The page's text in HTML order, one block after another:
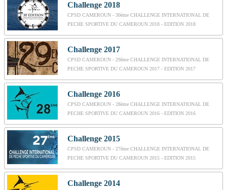
Challenge 2018
CPSD CAMEROUN - 30ème CHALLENGE INTERNATIONAL DE
PECHE SPORTIVE DU CAMEROUN 2018 - EDITION 2018
Challenge 2017
CPSD CAMEROUN - 29ème CHALLENGE INTERNATIONAL DE
PECHE SPORTIVE DU CAMEROUN 2017 - EDITION 2017
Challenge 2016
CPSD CAMEROUN - 28ème CHALLENGE INTERNATIONAL DE
PECHE SPORTIVE DU CAMEROUN 2016 - EDITION 2016
Challenge 2015
CPSD CAMEROUN - 27ème CHALLENGE INTERNATIONAL DE
PECHE SPORTIVE DU CAMEROUN 2015 - EDITION 2015
Challenge 2014